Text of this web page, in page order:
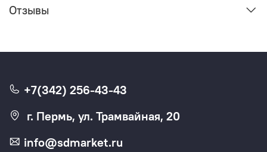
Отзывы
+7(342) 256-43-43
г. Пермь, ул. Трамвайная, 20
info@sdmarket.ru